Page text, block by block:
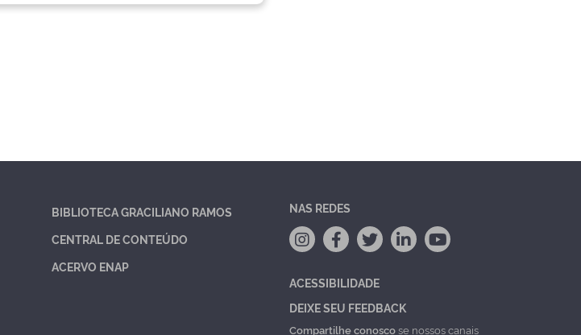
BIBLIOTECA GRACILIANO RAMOS
CENTRAL DE CONTEÚDO
ACERVO ENAP
NAS REDES
ACESSIBILIDADE
DEIXE SEU FEEDBACK
Compartilhe conoscose nossos canais